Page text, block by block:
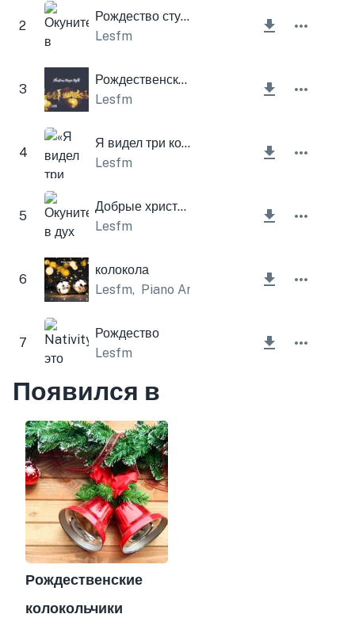
2
Рождество стучится в дверь
Lesfm
3
Рождественская волшебная ночь
Lesfm
4
Я видел три корабля (Рождественские колокола)
Lesfm
5
Добрые христиане радуются (Рождественские колокола)
Lesfm
6
колокола
Lesfm, Piano Amor
7
Рождество
Lesfm
Появился в
Рождественские
колокольчики